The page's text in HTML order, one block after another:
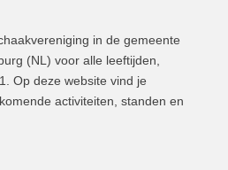
in de gemeente
(NL) voor alle leeftijden,
Op deze website vind je
activiteiten, standen en